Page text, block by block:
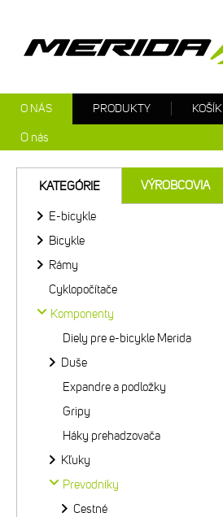
KATEGÓRIE VÝROBCOVIA
E-bicykle
Bicykle
Rámy
Cyklopočítače
Komponenty
Diely pre e-bicykle Merida
Duše
Expandre a podložky
Gripy
Háky prehadzovača
Kľuky
Prevodníky
Cestné
O NÁS
O nás
PRODUKTY KOŠÍK